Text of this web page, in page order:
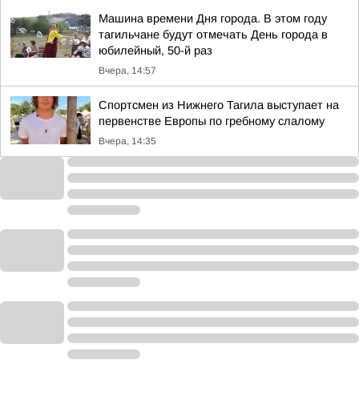
Машина времени Дня города. В этом году
тагильчане будут отмечать День города в
юбилейный, 50-й раз
Вчера, 14:57
Спортсмен из Нижнего Тагила выступает на
первенстве Европы по гребному слалому
Вчера, 14:35